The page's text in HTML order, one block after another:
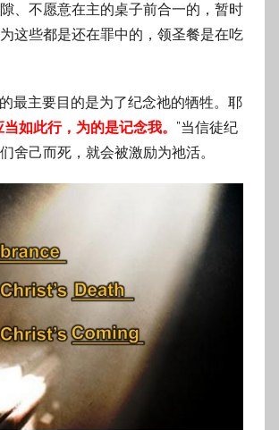
、不愿意在主的桌子前合一的，暂时
这些都是还在罪中的，领圣餐是在吃
最主要目的是为了纪念祂的牺牲。耶
如此行，为的是记念我。 ”当信徒纪
舍己而死，就会被激励为祂活。